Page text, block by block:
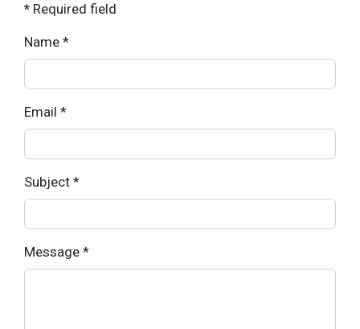
* Required field
Name *
Email *
Subject *
Message *